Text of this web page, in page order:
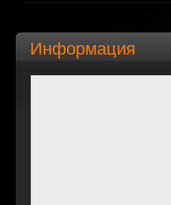
Информация